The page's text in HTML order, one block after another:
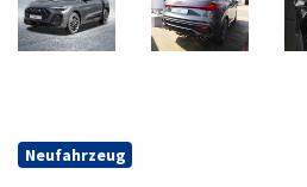
Neufahrzeug